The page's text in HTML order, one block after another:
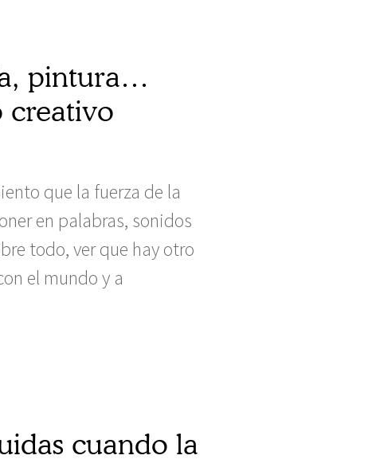
pintura…
creativo
que la fuerza de la
en palabras, sonidos
todo, ver que hay otro
el mundo y a
cuando la